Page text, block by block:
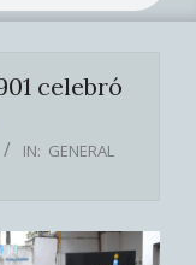
celebró
IN: GENERAL